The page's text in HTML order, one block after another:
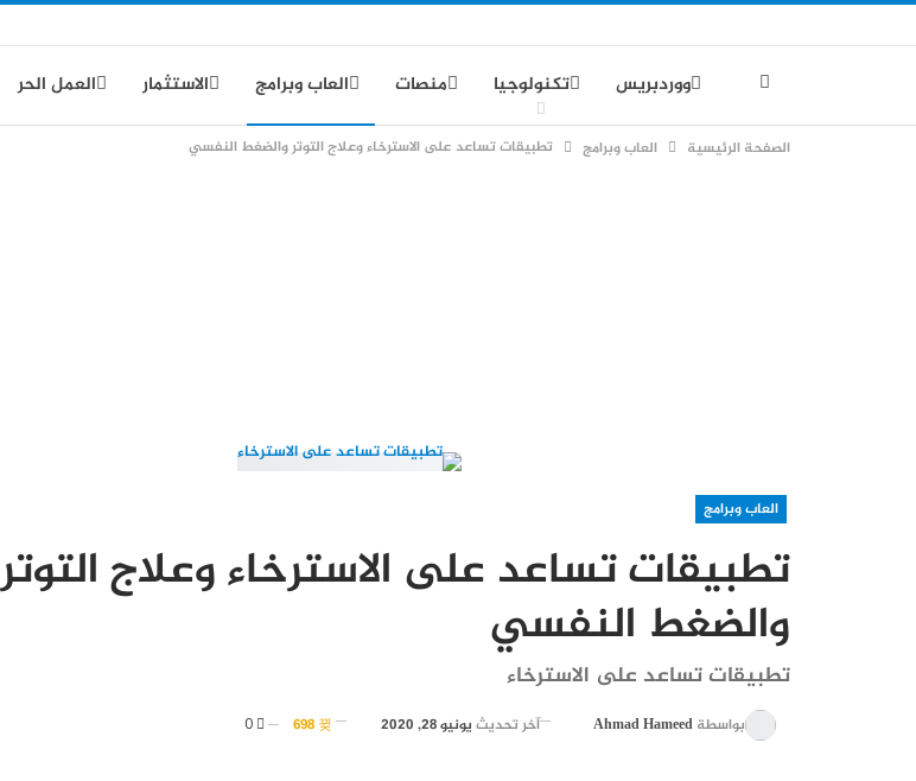
العمل الحر الاستثمار العاب وبرامج منصات تكنولوجيا ووردبريس
الصفحة الرئيسية العاب وبرامج تطبيقات تساعد على الاسترخاء وعلاج التوتر والضغط النفسي
العاب وبرامج
تطبيقات تساعد على الاسترخاء وعلاج التوتر
والضغط النفسي
تطبيقات تساعد على الاسترخاء
بواسطة Ahmad Hameed آخر تحديث يونيو 28, 2020